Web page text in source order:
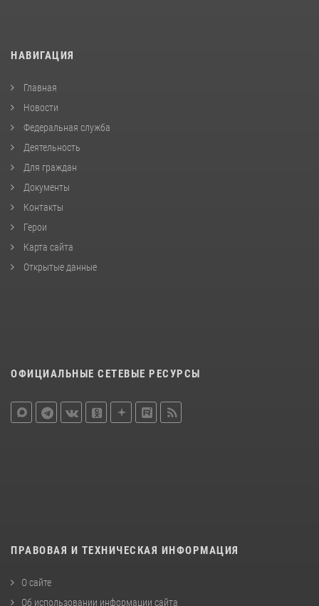
НАВИГАЦИЯ
Главная
Новости
Федеральная служба
Деятельность
Для граждан
Документы
Контакты
Герои
Карта сайта
Открытые данные
ОФИЦИАЛЬНЫЕ СЕТЕВЫЕ РЕСУРСЫ
ПРАВОВАЯ И ТЕХНИЧЕСКАЯ ИНФОРМАЦИЯ
О сайте
Об использовании информации сайта